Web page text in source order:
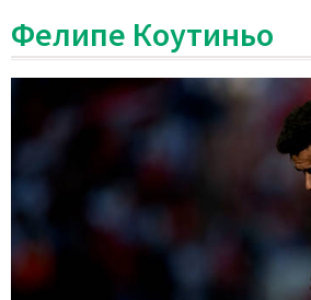
Фелипе Коутиньо